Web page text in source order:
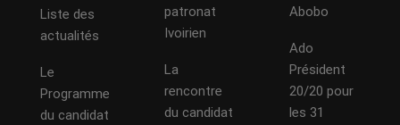
Liste des
actualités
Le
Programme
du candidat
patronat
Ivoirien
La
rencontre
du candidat
Abobo
Ado
Président
20/20 pour
les 31